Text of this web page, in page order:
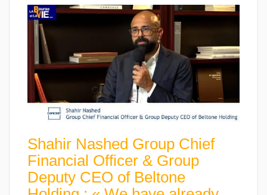
Shahir Nashed Group Chief
Financial Officer & Group
Deputy CEO of Beltone